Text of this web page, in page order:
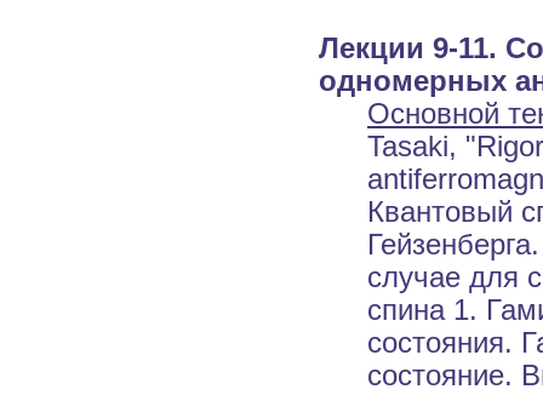
Лекции 9-11.
одномерных
Основной
Tasaki,
Квантовый
случае для
спина 1.
состояния.
состояние.